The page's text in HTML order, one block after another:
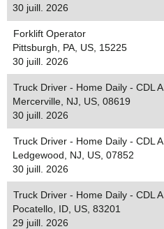
30 juill. 2026
Forklift Operator
Pittsburgh, PA, US, 15225
30 juill. 2026
Truck Driver - Home Daily - CDL A
Mercerville, NJ, US, 08619
30 juill. 2026
Truck Driver - Home Daily - CDL A
Ledgewood, NJ, US, 07852
30 juill. 2026
Truck Driver - Home Daily - CDL A
Pocatello, ID, US, 83201
29 juill. 2026